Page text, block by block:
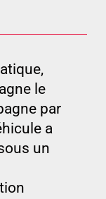
le
par
a
un